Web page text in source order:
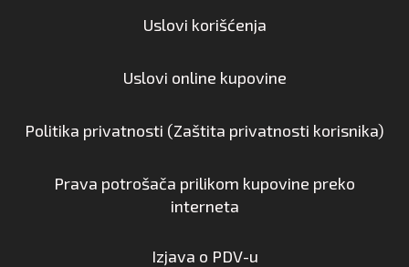
Uslovi korišćenja
Uslovi online kupovine
Politika privatnosti (Zaštita privatnosti korisnika)
Prava potrošača prilikom kupovine preko
interneta
Izjava o PDV-u